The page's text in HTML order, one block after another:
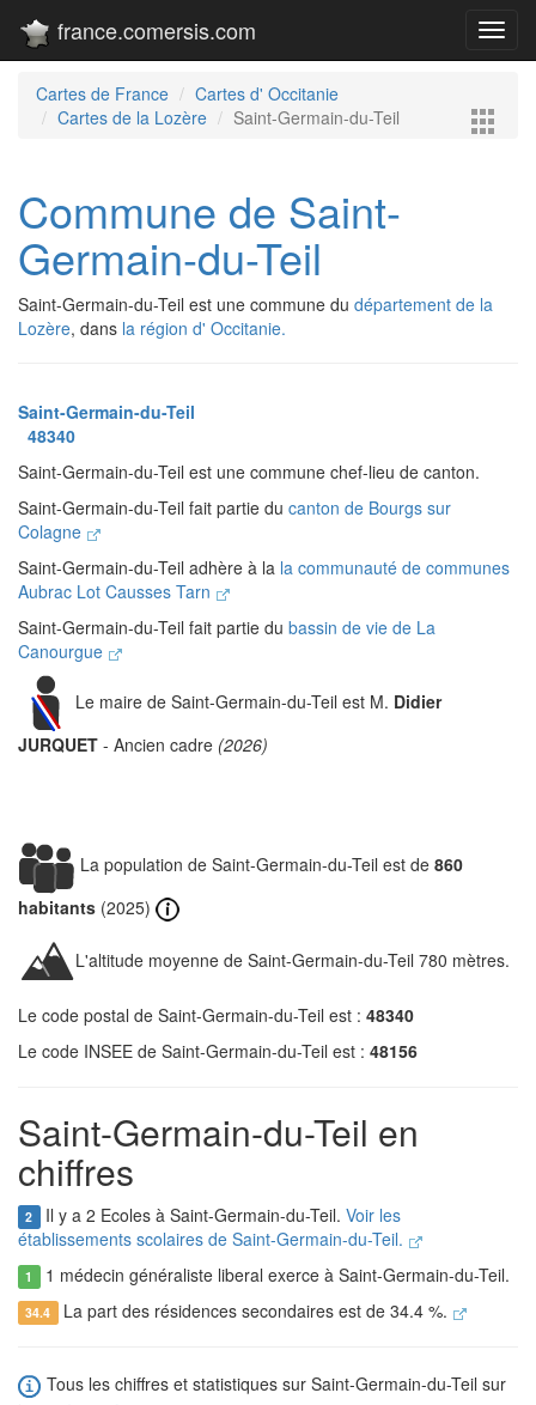
france.comersis.com
Cartes de France
Cartes d' Occitanie
Cartes de la Lozère
Saint-Germain-du-Teil
Commune de Saint-
Germain-du-Teil
Saint-Germain-du-Teil est une commune du département de la
Lozère, dans la région d' Occitanie.
Saint-Germain-du-Teil
48340
Saint-Germain-du-Teil est une commune chef-lieu de canton.
Saint-Germain-du-Teil fait partie du canton de Bourgs sur
Colagne
Saint-Germain-du-Teil adhère à la la communauté de communes
Aubrac Lot Causses Tarn
Saint-Germain-du-Teil fait partie du bassin de vie de La
Canourgue
Le maire de Saint-Germain-du-Teil est M. Didier
JURQUET - Ancien cadre (2026)
La population de Saint-Germain-du-Teil est de 860
habitants (2025)
L'altitude moyenne de Saint-Germain-du-Teil 780 mètres.
Le code postal de Saint-Germain-du-Teil est : 48340
Le code INSEE de Saint-Germain-du-Teil est : 48156
Saint-Germain-du-Teil en
chiffres
2 Il y a 2 Ecoles à Saint-Germain-du-Teil. Voir les
établissements scolaires de Saint-Germain-du-Teil.
1 1 médecin généraliste liberal exerce à Saint-Germain-du-Teil.
34.4 La part des résidences secondaires est de 34.4 %.
Tous les chiffres et statistiques sur Saint-Germain-du-Teil sur